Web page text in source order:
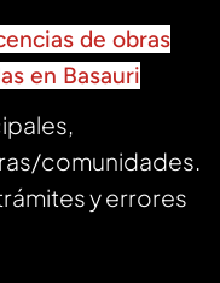
de obras
en Basauri
comunidades.
y errores